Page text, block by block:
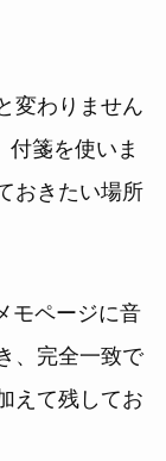
変わりません
箋を使いま
おきたい場所
モページに音
、完全一致で
えて残してお